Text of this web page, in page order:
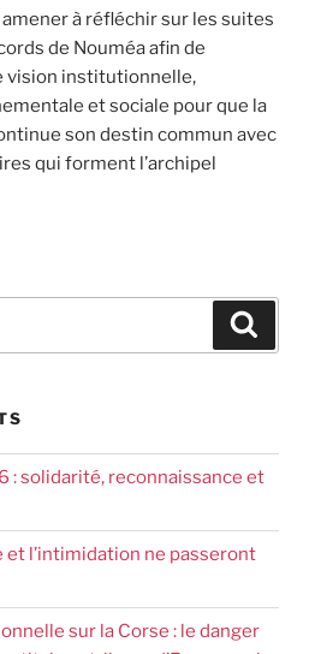
à réfléchir sur les suites
de Nouméa afin de
vision institutionnelle,
et sociale pour que la
son destin commun avec
qui forment l’archipel
: solidarité, reconnaissance et
et l’intimidation ne passeront
sur la Corse : le danger